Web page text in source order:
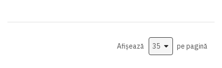
Afișează pe pagină